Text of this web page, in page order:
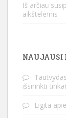
Iš arčiau
aikštelėmis
NAUJAUSI
Tautvydas
išsirinkti
Ligita apie